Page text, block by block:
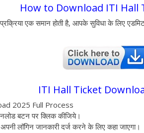
How to Download ITI Hall
एक समान होती है, आपके सुविधा के लिए
ITI Hall Ticket
2025 Full Process
बटन पर क्लिक कीजिये।
लॉगिन जानकारी दर्ज करने के लिए कहा जाएगा।